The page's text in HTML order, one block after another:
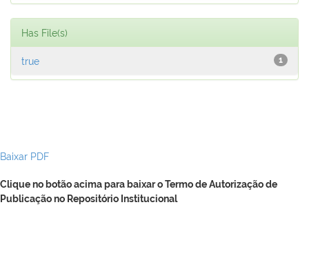
Has File(s)
1
true
Baixar PDF
Clique no botão acima para baixar o Termo de Autorização de
Publicação no Repositório Institucional